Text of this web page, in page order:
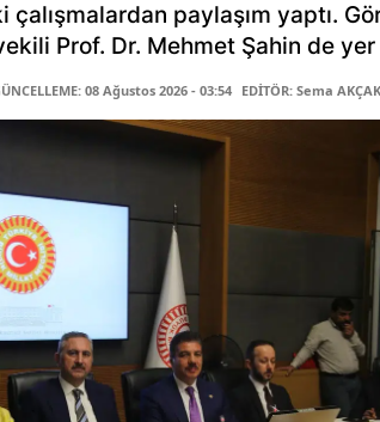
çalışmalardan paylaşım yaptı.
Prof. Dr. Mehmet Şahin de yer
08 Ağustos 2026 - 03:54 EDİTÖR: Sema